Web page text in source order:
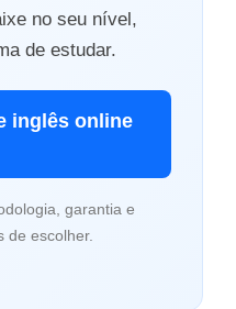
no seu nível,
de estudar.
inglês online
garantia e
de escolher.